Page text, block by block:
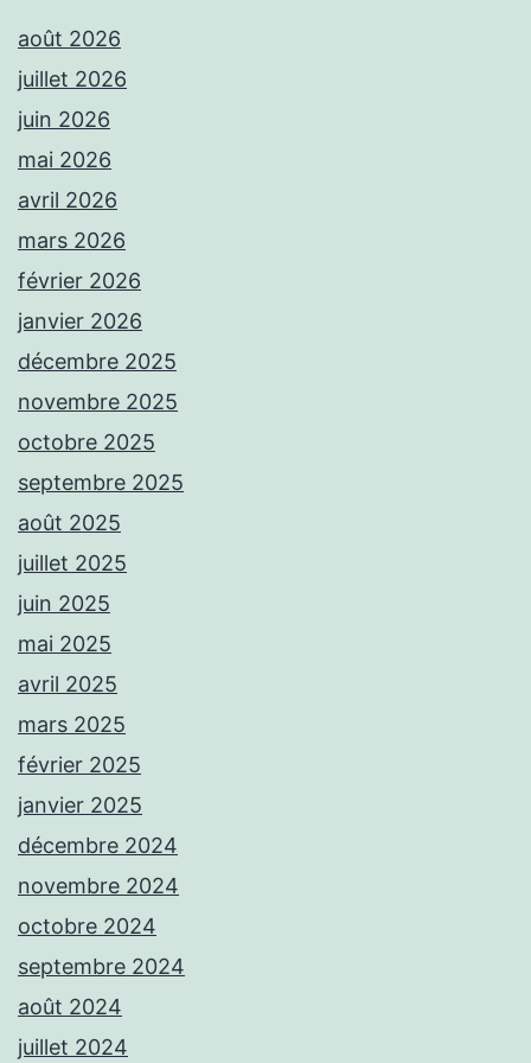
août 2026
juillet 2026
juin 2026
mai 2026
avril 2026
mars 2026
février 2026
janvier 2026
décembre 2025
novembre 2025
octobre 2025
septembre 2025
août 2025
juillet 2025
juin 2025
mai 2025
avril 2025
mars 2025
février 2025
janvier 2025
décembre 2024
novembre 2024
octobre 2024
septembre 2024
août 2024
juillet 2024